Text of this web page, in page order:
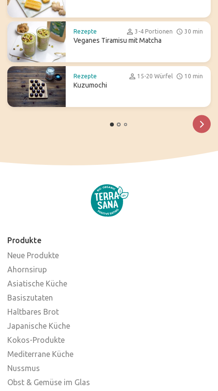
Rezepte 3-4 Portionen 30 min
Veganes Tiramisu mit Matcha
Rezepte 15-20 Würfel 10 min
Kuzumochi
Produkte
Neue Produkte
Ahornsirup
Asiatische Küche
Basiszutaten
Haltbares Brot
Japanische Küche
Kokos-Produkte
Mediterrane Küche
Nussmus
Obst & Gemüse im Glas